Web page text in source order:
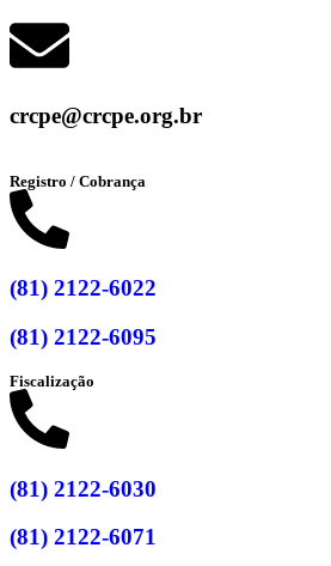
crcpe@crcpe.org.br
Registro / Cobrança
(81) 2122-6022
(81) 2122-6095
Fiscalização
(81) 2122-6030
(81) 2122-6071